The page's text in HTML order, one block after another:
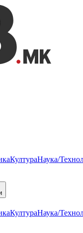
КултураНаука/
КултураНаука/